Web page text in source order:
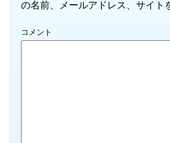
の名前、メールアドレス、サイト
コメント